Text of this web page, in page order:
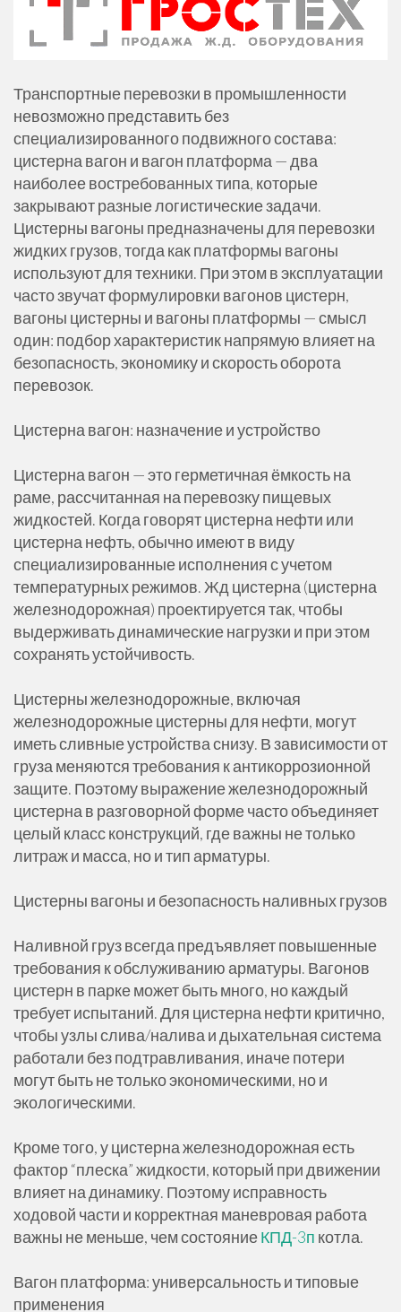
Транспортные перевозки в промышленности
невозможно представить без
специализированного подвижного состава:
цистерна вагон и вагон платформа — два
наиболее востребованных типа, которые
закрывают разные логистические задачи.
Цистерны вагоны предназначены для перевозки
жидких грузов, тогда как платформы вагоны
используют для техники. При этом в эксплуатации
часто звучат формулировки вагонов цистерн,
вагоны цистерны и вагоны платформы — смысл
один: подбор характеристик напрямую влияет на
безопасность, экономику и скорость оборота
перевозок.
Цистерна вагон: назначение и устройство
Цистерна вагон — это герметичная ёмкость на
раме, рассчитанная на перевозку пищевых
жидкостей. Когда говорят цистерна нефти или
цистерна нефть, обычно имеют в виду
специализированные исполнения с учетом
температурных режимов. Жд цистерна (цистерна
железнодорожная) проектируется так, чтобы
выдерживать динамические нагрузки и при этом
сохранять устойчивость.
Цистерны железнодорожные, включая
железнодорожные цистерны для нефти, могут
иметь сливные устройства снизу. В зависимости от
груза меняются требования к антикоррозионной
защите. Поэтому выражение железнодорожный
цистерна в разговорной форме часто объединяет
целый класс конструкций, где важны не только
литраж и масса, но и тип арматуры.
Цистерны вагоны и безопасность наливных грузов
Наливной груз всегда предъявляет повышенные
требования к обслуживанию арматуры. Вагонов
цистерн в парке может быть много, но каждый
требует испытаний. Для цистерна нефти критично,
чтобы узлы слива/налива и дыхательная система
работали без подтравливания, иначе потери
могут быть не только экономическими, но и
экологическими.
Кроме того, у цистерна железнодорожная есть
фактор “плеска” жидкости, который при движении
влияет на динамику. Поэтому исправность
ходовой части и корректная маневровая работа
важны не меньше, чем состояниеКПД-3п котла.
Вагон платформа: универсальность и типовые
применения